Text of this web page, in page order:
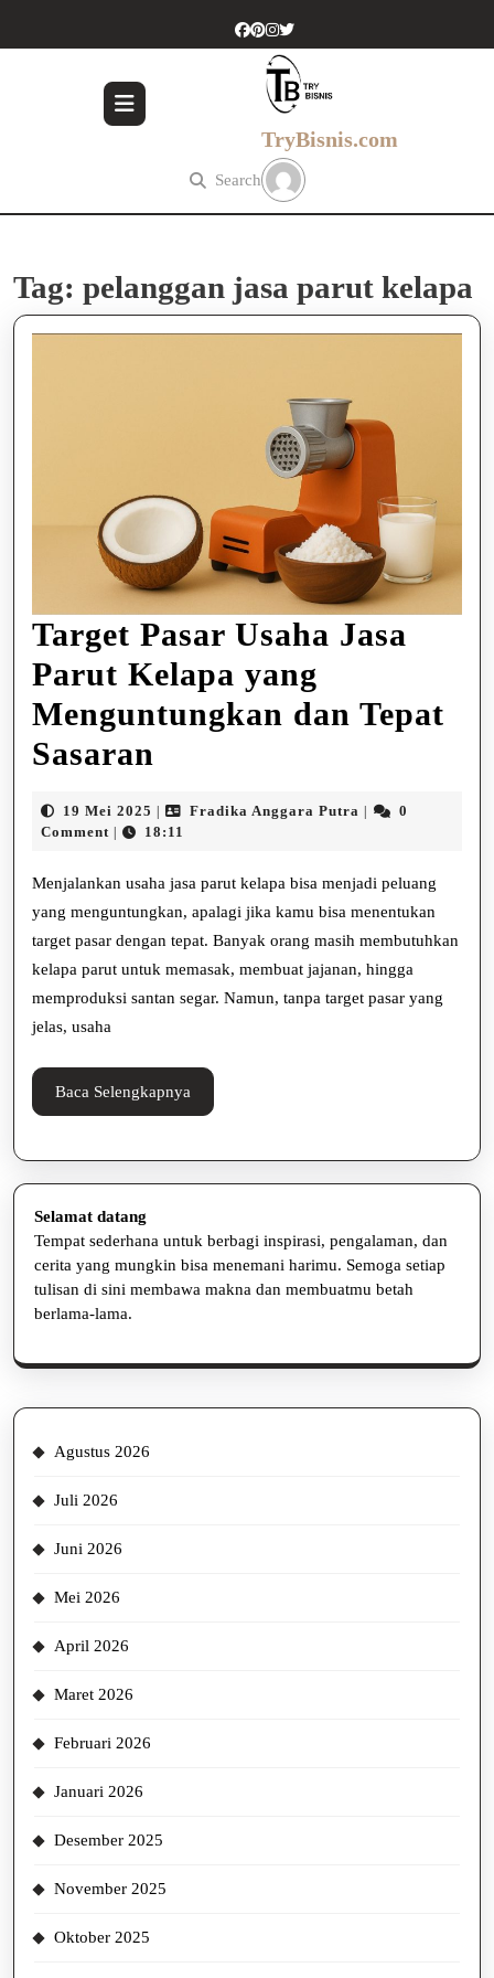
TryBisnis.com
Search
Tag: pelanggan jasa parut kelapa
Target Pasar Usaha Jasa
Parut Kelapa yang
Menguntungkan dan Tepat
Sasaran
Usaha
Jasa
Parut
Kelapa
yang
dan
Tepat
19 Mei 2025 19
Mei
Fradika Anggara Putra Fradika
0
Comment
18:11
Menjalankan usaha jasa parut kelapa bisa menjadi peluang
yang menguntungkan, apalagi jika kamu bisa menentukan
target pasar dengan tepat. Banyak orang masih membutuhkan
kelapa parut untuk memasak, membuat jajanan, hingga
memproduksi santan segar. Namun, tanpa target pasar yang
jelas, usaha
Baca Selengkapnya
Selengkapnya
Selamat datang
Tempat sederhana untuk berbagi inspirasi, pengalaman, dan
cerita yang mungkin bisa menemani harimu. Semoga setiap
tulisan di sini membawa makna dan membuatmu betah
berlama-lama.
Agustus 2026
Juli 2026
Juni 2026
Mei 2026
April 2026
Maret 2026
Februari 2026
Januari 2026
Desember 2025
November 2025
Oktober 2025